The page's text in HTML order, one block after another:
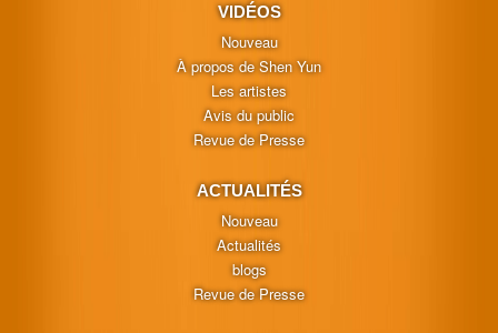
VIDÉOS
Nouveau
À propos de Shen Yun
Les artistes
Avis du public
Revue de Presse
ACTUALITÉS
Nouveau
Actualités
blogs
Revue de Presse